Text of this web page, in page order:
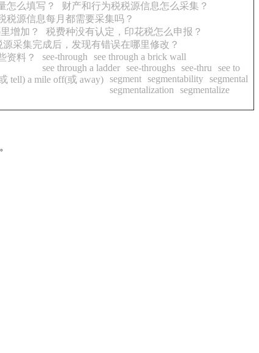
怎么填写？
财产和行为税税源信息怎么采集？
税源信息每月都需要采集吗？
增加？
税费种没有认定，印花税怎么申报？
源采集完成后，发现有错误在哪里修改？
资料？ see-through
see through a brick wall
see through a ladder see-throughs see-thru
see to
tell) a mile off(或 away) segment segmentability segmental
segmentalization
segmentalize